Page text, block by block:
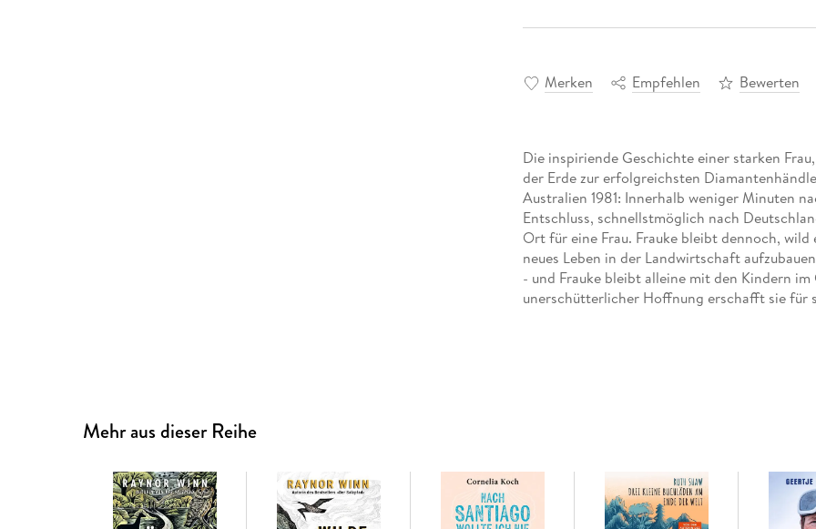
Merken Empfehlen Bewerten
Die inspiriende Geschichte einer starken
der Erde zur erfolgreichsten
Australien 1981: Innerhalb weniger Minuten
Entschluss, schnellstmöglich nach
Ort für eine Frau. Frauke bleibt dennoch,
neues Leben in der Landwirtschaft
- und Frauke bleibt alleine mit den Kindern
unerschütterlicher Hoffnung erschafft sie für
Mehr aus dieser Reihe